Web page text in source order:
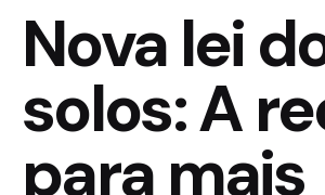
Nova lei
solos: A
para mais